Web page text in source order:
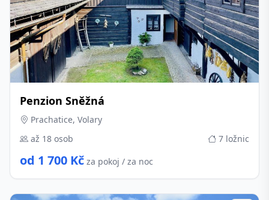
Penzion Sněžná
Prachatice, Volary
až 18 osob
7 ložnic
od 1 700 Kč za pokoj / za noc